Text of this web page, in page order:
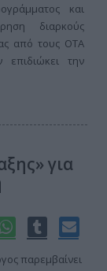
και
διαρκούς
από τους ΟΤΑ
επιδιώκει την
για
παρεμβαίνει